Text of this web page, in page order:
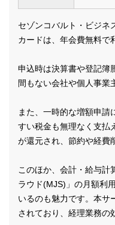
セゾンコバルト・ビジネ
カードは、年会費無料で
申込時は決算書や登記簿
間もない会社や個人事業
また、一時的な増額申請
すい税金も無理なく支払
が還元され、節約や経費
このほか、会計・給与計
ラウド(MJS)」の月額利
いるのも魅力です。本サ
されており、経理業務の